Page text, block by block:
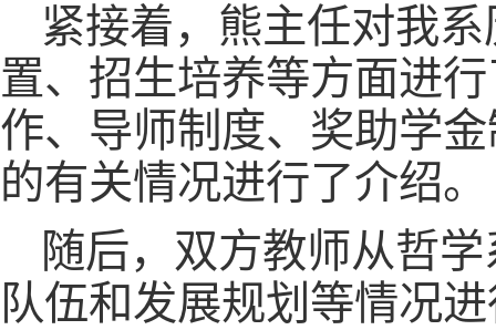
紧接着，熊主任对我
置、招生培养等方面进
作、导师制度、奖助学
的有关情况进行了介绍。
随后，双方教师从哲
队伍和发展规划等情况